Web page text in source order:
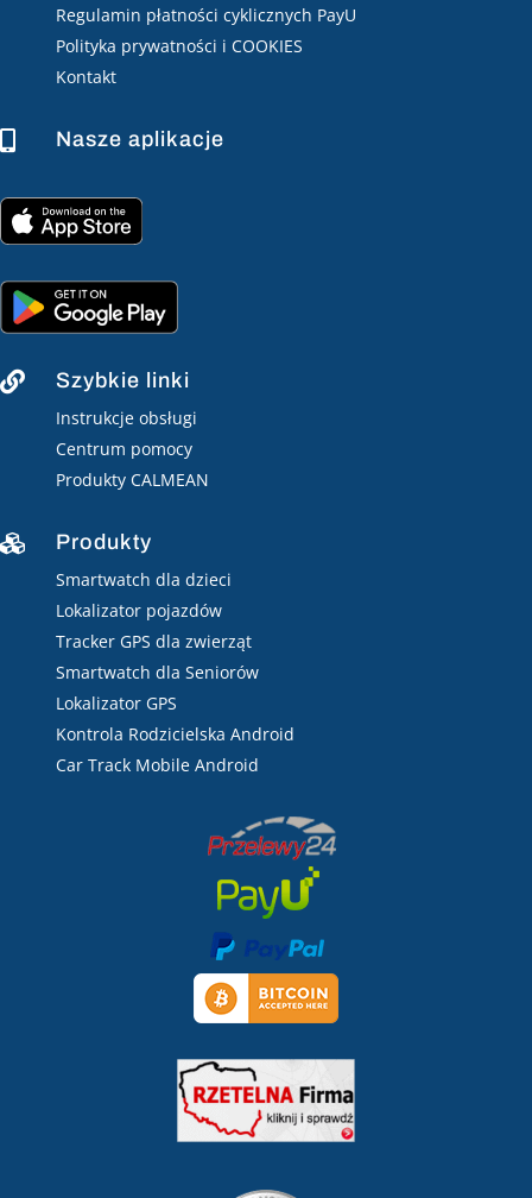
Regulamin płatności cyklicznych PayU
Polityka prywatności i COOKIES
Kontakt
 Nasze aplikacje
 Szybkie linki
Instrukcje obsługi
Centrum pomocy
Produkty CALMEAN
 Produkty
Smartwatch dla dzieci
Lokalizator pojazdów
Tracker GPS dla zwierząt
Smartwatch dla Seniorów
Lokalizator GPS
Kontrola Rodzicielska Android
Car Track Mobile Android